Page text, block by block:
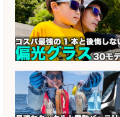
部品・工業用部品メ
会社名 株式会社スタ
居酒屋, 和食/キッチ
市場直送の新鮮な魚
る活気ある職場